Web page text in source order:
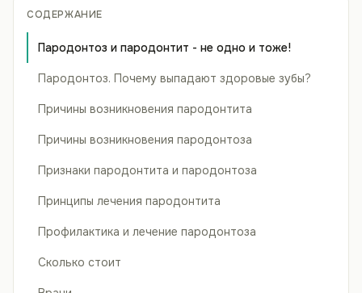
СОДЕРЖАНИЕ
Пародонтоз и пародонтит - не одно и тоже!
Пародонтоз. Почему выпадают здоровые зубы?
Причины возникновения пародонтита
Причины возникновения пародонтоза
Признаки пародонтита и пародонтоза
Принципы лечения пародонтита
Профилактика и лечение пародонтоза
Сколько стоит